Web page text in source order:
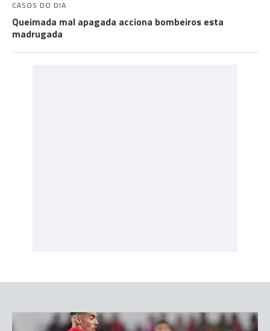
CASOS DO DIA
Queimada mal apagada acciona bombeiros esta
madrugada